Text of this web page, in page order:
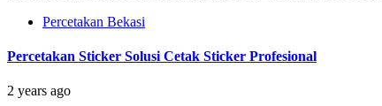
Percetakan Bekasi
Percetakan Sticker Solusi Cetak Sticker Profesional
2 years ago